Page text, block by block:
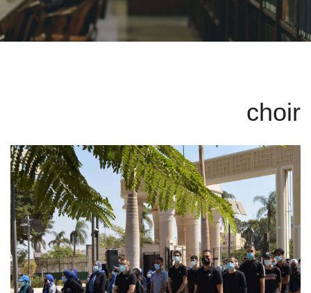
البحث العلمي
الأنظمة الذكية
الإعلام
تواصل معنا
الطلاب
choir